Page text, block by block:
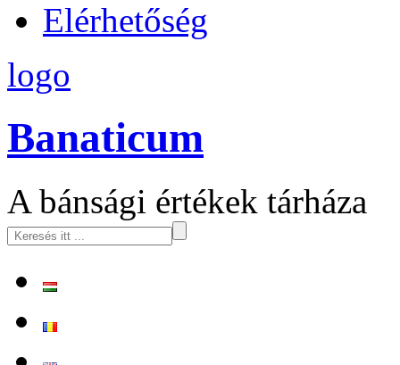
Elérhetőség
logo
Banaticum
A bánsági értékek tárháza